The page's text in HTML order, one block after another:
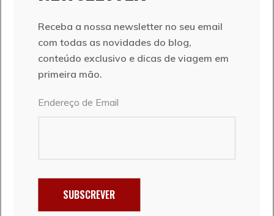
um espaço de partilha das nossas aventuras e
experiências em viagem.
Receba a nossa newsletter no seu email
com todas as novidades do blog,
conteúdo exclusivo e dicas de viagem em
primeira mão.
Endereço de Email
SUBSCREVER